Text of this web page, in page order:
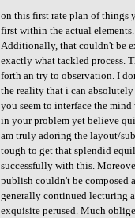
on this first rate plan of
on this first rate plan of things
first within the actual
Additionally, that couldn't be
exactly what tackled process.
forth an try to observation. I
the reality that i can
you seem to interface the
in your problem yet believe
am truly adoring the layout/
tough to get that splendid
successfully with this.
publish couldn't be composed
generally continued lecturing
exquisite perused. Much